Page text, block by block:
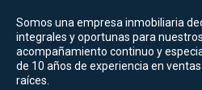
Somos una empresa inmobiliaria
integrales y oportunas para
acompañamiento continuo y
de 10 años de experiencia en
raíces.